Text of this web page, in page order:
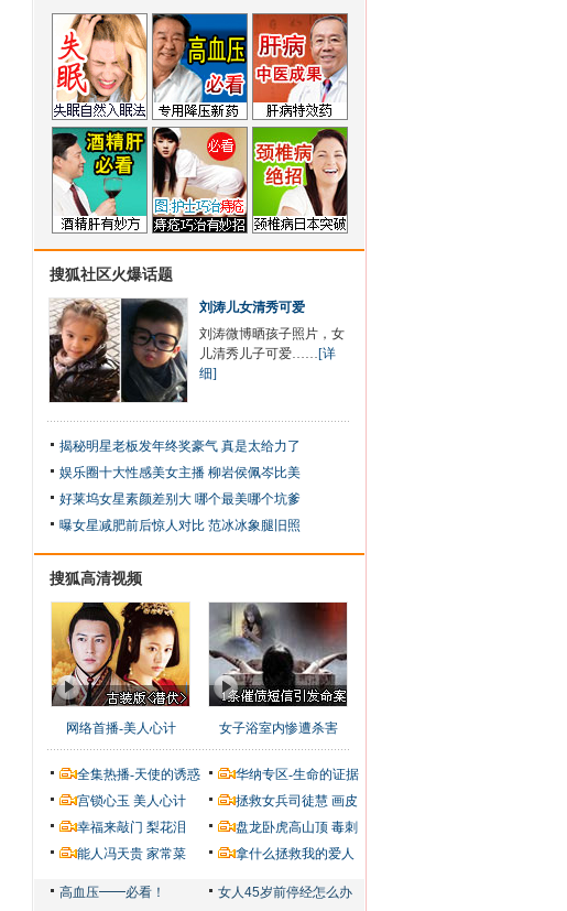
搜狐社区火爆话题
刘涛儿女清秀可爱
刘涛微博晒孩子照片，女
儿清秀儿子可爱……[详
细]
揭秘明星老板发年终奖豪气 真是太给力了
娱乐圈十大性感美女主播 柳岩侯佩岑比美
好莱坞女星素颜差别大 哪个最美哪个坑爹
曝女星减肥前后惊人对比 范冰冰象腿旧照
搜狐高清视频
网络首播-美人心计 女子浴室内惨遭杀害
全集热播-天使的诱惑
华纳专区-生命的证据
宫锁心玉 美人心计 拯救女兵司徒慧 画皮
幸福来敲门 梨花泪 盘龙卧虎高山顶 毒刺
能人冯天贵 家常菜 拿什么拯救我的爱人